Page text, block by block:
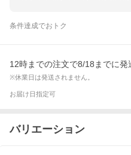
条件達成でおトク
12時までの注文で8/18までに
※休業日は発送されません。
お届け日指定可
バリエーション